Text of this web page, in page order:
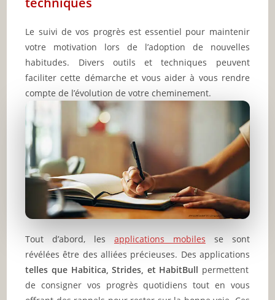
Le suivi de vos progrès est essentiel pour maintenir
votre motivation lors de l’adoption de nouvelles
habitudes. Divers outils et techniques peuvent
faciliter cette démarche et vous aider à vous rendre
compte de l’évolution de votre cheminement.
Tout d’abord, les applications mobiles se sont
révélées être des alliées précieuses. Des applications
telles que Habitica, Strides, et HabitBull permettent
de consigner vos progrès quotidiens tout en vous